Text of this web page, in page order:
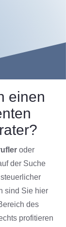
einen
oder
der Suche
sind Sie hier
des
profitieren